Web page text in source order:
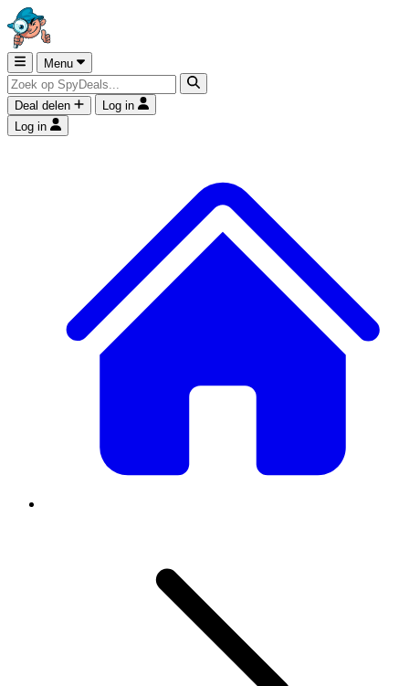
Menu
Deal delen
Log in
Log in